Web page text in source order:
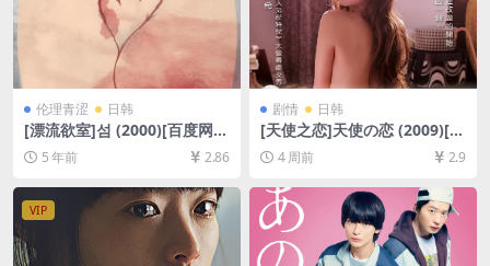
伦理青涩 日韩
[漂流欲室]섬 (2000)[百度网盘
+迅雷云盘资源1080P超清][M
P4/5.8GB][韩语中字]【视频
文件+防和谐压缩包（含解压
密码）】
5 年前 2.86
剧情 日韩
[天使之恋]天使の恋 (2009)[百
度网盘+夸克网盘1080P超清
未删减资源][网盘在线播放/下
载][MP4/8GB][中文字幕]
4 周前 2.9
VIP